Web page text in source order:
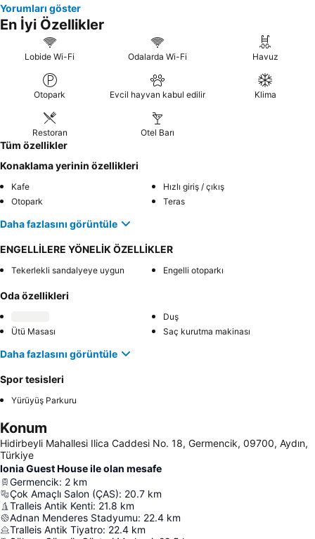
Yorumları göster
En İyi Özellikler
Lobide Wi-Fi Odalarda Wi-Fi Havuz
Otopark Evcil hayvan kabul edilir Klima
Restoran Otel Barı
Tüm özellikler
Konaklama yerinin özellikleri
Kafe
Hızlı giriş / çıkış
Otopark
Teras
Daha fazlasını görüntüle
ENGELLİLERE YÖNELİK ÖZELLİKLER
Tekerlekli sandalyeye uygun Engelli otoparkı
Oda özellikleri
Duş
Ütü Masası
Saç kurutma makinası
Daha fazlasını görüntüle
Spor tesisleri
Yürüyüş Parkuru
Konum
Hidirbeyli Mahallesi Ilica Caddesi No. 18, Germencik, 09700, Aydın,
Türkiye
Ionia Guest House ile olan mesafe
Germencik: 2 km
Çok Amaçlı Salon (ÇAS): 20.7 km
Tralleis Antik Kenti: 21.8 km
Adnan Menderes Stadyumu: 22.4 km
Tralleis Antik Tiyatro: 22.4 km